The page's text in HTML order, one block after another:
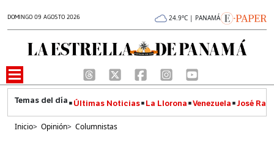
DOMINGO 09 AGOSTO 2026 24.9°C | PANAMÁ
Últimas Noticias La Llorona Venezuela José
Inicio> Opinión> Columnistas